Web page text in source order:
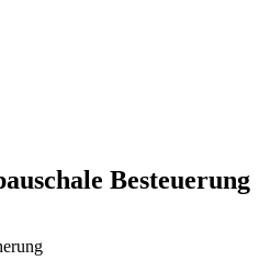
Besteuerung